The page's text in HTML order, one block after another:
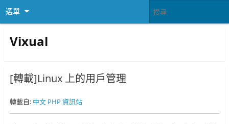
選單
Vixual
[轉載]Linux 上的用戶管理
轉載自: 中文 PHP 資訊站